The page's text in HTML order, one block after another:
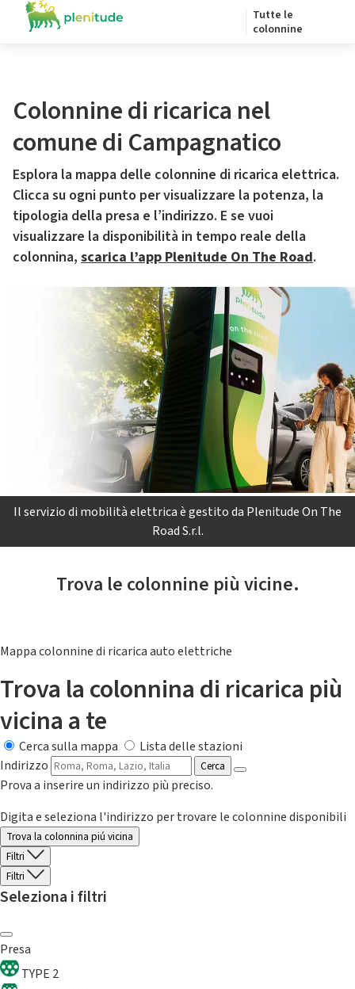
Tutte le
colonnine
Colonnine di ricarica nel
comune di Campagnatico
Esplora la mappa delle colonnine di ricarica elettrica.
Clicca su ogni punto per visualizzare la potenza, la
tipologia della presa e l’indirizzo. E se vuoi
visualizzare la disponibilità in tempo reale della
colonnina, scarica l’app Plenitude On The Road.
Il servizio di mobilità elettrica è gestito da Plenitude On The
Road S.r.l.
Trova le colonnine più vicine.
Mappa colonnine di ricarica auto elettriche
Trova la colonnina di ricarica più
vicina a te
Cerca sulla mappa
Lista delle stazioni
Indirizzo
Cerca
Prova a inserire un indirizzo più preciso.
Digita e seleziona l'indirizzo per trovare le colonnine disponibili
Trova la colonnina piú vicina
Filtri
Filtri
Seleziona i filtri
Presa
TYPE 2